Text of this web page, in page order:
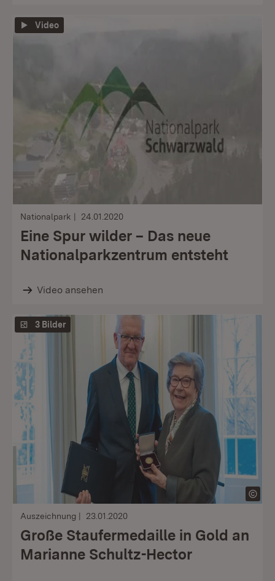
Video
Nationalpark 24.01.2020
Eine Spur wilder – Das neue
Nationalparkzentrum entsteht
Video ansehen
3 Bilder
Auszeichnung 23.01.2020
Große Staufermedaille in Gold an
Marianne Schultz-Hector